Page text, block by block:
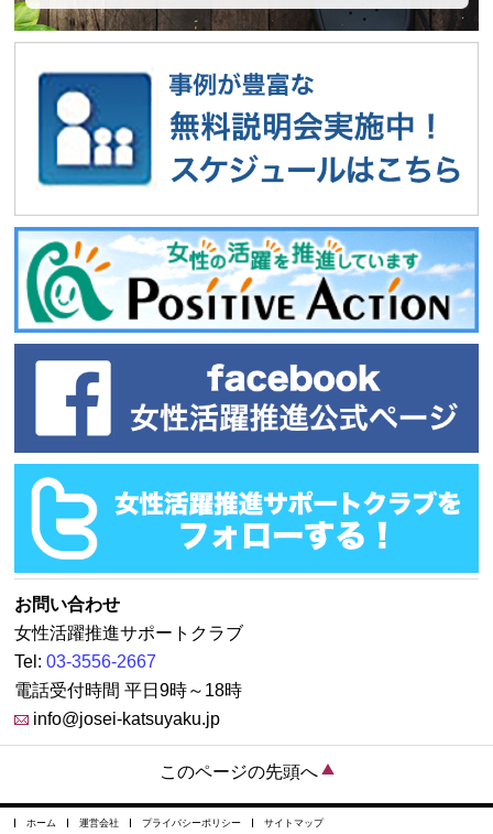
お問い合わせ
女性活躍推進サポートクラブ
Tel:03-3556-2667
電話受付時間 平日9時～18時
info@josei-katsuyaku.jp
このページの先頭へ
ホーム 運営会社 プライバシーポリシー サイトマップ